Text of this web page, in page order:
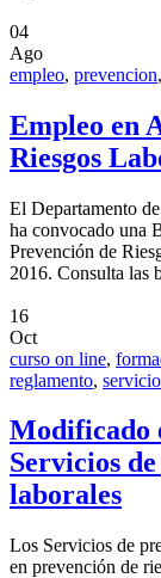
04
Ago
empleo, prevencion,
Empleo en
Riesgos
El Departamento
ha convocado una
Prevención de
2016. Consulta las
16
Oct
curso on line,
reglamento,
Modificado
Servicios
laborales
Los Servicios de
en prevención de